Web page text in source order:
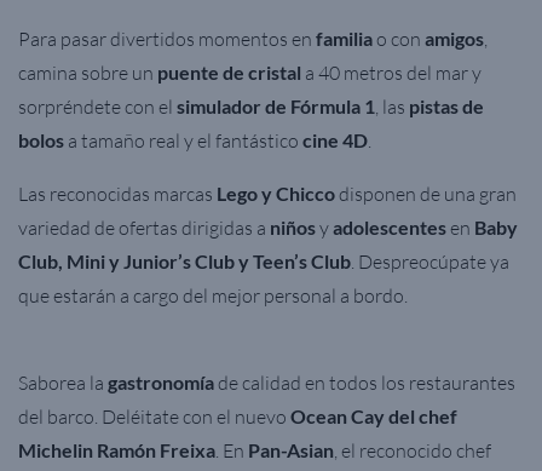
Para pasar divertidos momentos en familia o con amigos,
camina sobre un puente de cristal a 40 metros del mar y
sorpréndete con el simulador de Fórmula 1, las pistas de
bolos a tamaño real y el fantástico cine 4D.
Las reconocidas marcas Lego y Chiccodisponen de una gran
variedad de ofertas dirigidas a niñosyadolescentesen Baby
Club, Mini y Junior’s Club y Teen’s Club. Despreocúpate ya
que estarán a cargo del mejor personal a bordo.
Saborea la gastronomíade calidad en todos los restaurantes
del barco. Deléitate con el nuevo Ocean Cay del chef
Michelin Ramón Freixa. En Pan-Asian, el reconocido chef